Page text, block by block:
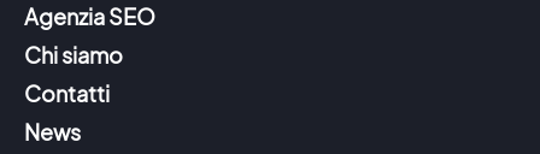
Agenzia SEO
Chi siamo
Contatti
News